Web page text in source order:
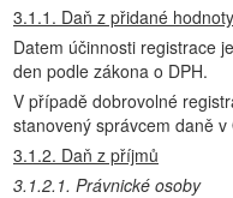
3.1.1. Daň z přidané hodnoty
Datem účinnosti registrace
den podle zákona o DPH.
V případě dobrovolné
stanovený správcem daně
3.1.2. Daň z příjmů
3.1.2.1. Právnické osoby